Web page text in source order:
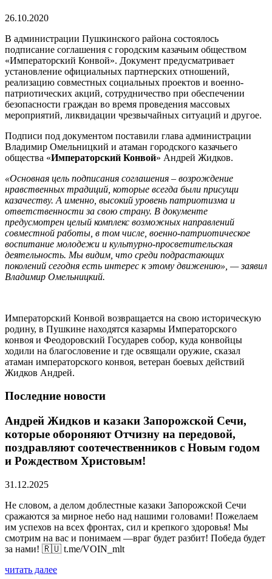
26.10.2020
В администрации Пушкинского района состоялось
подписание соглашения с городским казачьим обществом
«Императорский Конвой». Документ предусматривает
установление официальных партнерских отношений,
реализацию совместных социальных проектов и военно-
патриотических акций, сотрудничество при обеспечении
безопасности граждан во время проведения массовых
мероприятий, ликвидации чрезвычайных ситуаций и другое.
Подписи под документом поставили глава администрации
Владимир Омельницкий и атаман городского казачьего
общества «Императорский Конвой» Андрей Жидков.
«Основная цель подписания соглашения – возрождение
нравственных традиций, которые всегда были присущи
казачеству. А именно, высокий уровень патриотизма и
ответственности за свою страну. В документе
предусмотрен целый комплекс возможных направлений
совместной работы, в том числе, военно-патриотическое
воспитание молодежи и культурно-просветительская
деятельность. Мы видим, что среди подрастающих
поколений сегодня есть интерес к этому движению», — заявил
Владимир Омельницкий.
Императорский Конвой возвращается на свою историческую
родину, в Пушкине находятся казармы Императорского
конвоя и Феодоровский Государев собор, куда конвойцы
ходили на благословение и где освящали оружие, сказал
атаман императорского конвоя, ветеран боевых действий
Жидков Андрей.
Последние новости
Андрей Жидков и казаки Запорожской Сечи,
которые обороняют Отчизну на передовой,
поздравляют соотечественников с Новым годом
и Рождеством Христовым!
31.12.2025
Не словом, а делом доблестные казаки Запорожской Сечи
сражаются за мирное небо над нашими головами! Пожелаем
им успехов на всех фронтах, сил и крепкого здоровья! Мы
смотрим на вас и понимаем —враг будет разбит! Победа будет
за нами! 🇷🇺 t.me/VOIN_mlt
читать далее